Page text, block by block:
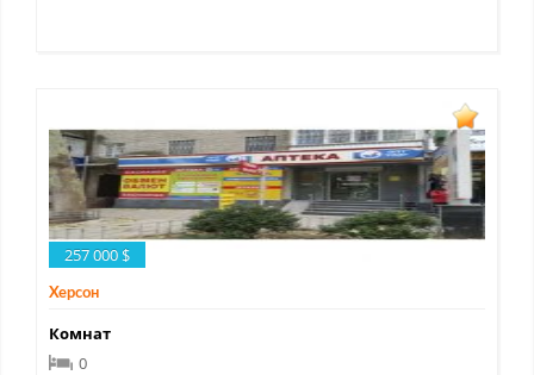
257 000 $
Херсон
Комнат
0